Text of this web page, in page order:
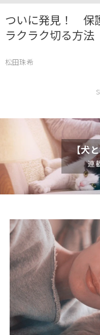
ついに発見！ 保
ラクラク切る方法
松田珠希
【犬
連